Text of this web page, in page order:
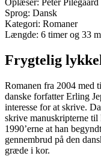
Sprog: Dansk
Kategori: Romaner
Længde: 6 timer og 33
Frygtelig
Romanen fra 2004 med
danske forfatter Erling
interesse for at skrive.
skrive manuskripterne
1990’erne at han
gennembrud på den
græde i kor.